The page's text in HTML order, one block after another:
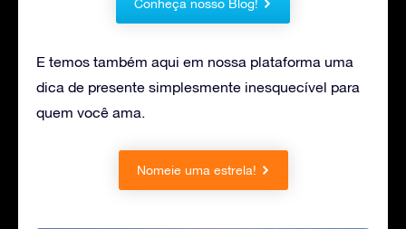
Conheça nosso Blog!
E temos também aqui em nossa plataforma uma
dica de presente simplesmente inesquecível para
quem você ama.
Nomeie uma estrela!